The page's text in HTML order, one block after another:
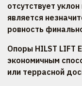
отсутствует
является
ровность
Опоры HILST LIFT
экономичным
или террасной